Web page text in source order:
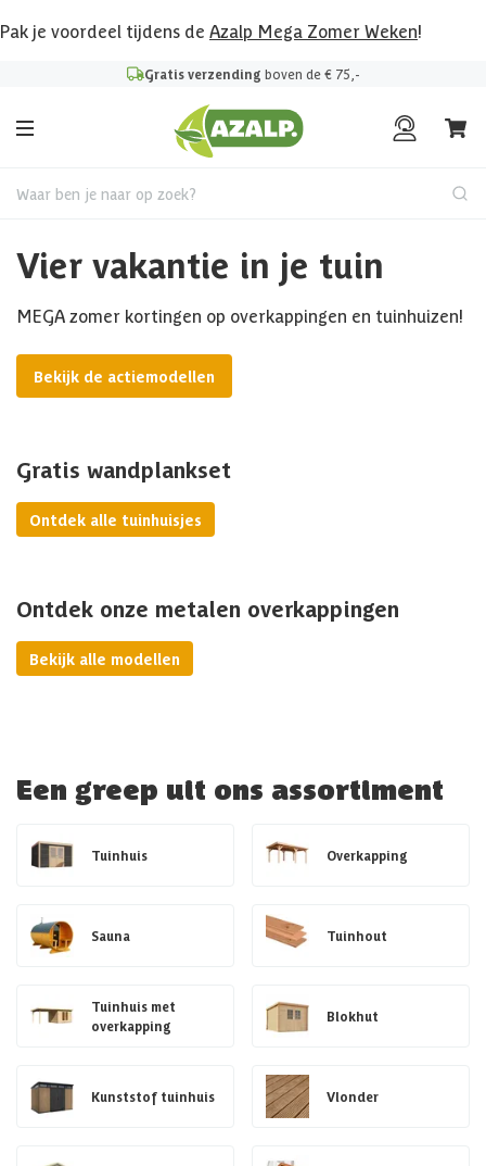
Pak je voordeel tijdens de Azalp Mega Zomer Weken!
Waar ben je naar op zoek?
Vier vakantie in je tuin
MEGA zomer kortingen op overkappingen en tuinhuizen!
Bekijk de actiemodellen
Gratis wandplankset
Ontdek alle tuinhuisjes
Ontdek onze metalen overkappingen
Bekijk alle modellen
Een greep uit ons assortiment
Tuinhuis Overkapping
Sauna Tuinhout
Tuinhuis met
overkapping
Blokhut
Kunststof tuinhuis Vlonder